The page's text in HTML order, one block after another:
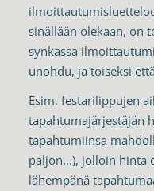
sinällään olekaan, on
synkassa
unohdu, ja toiseksi
Esim. festarilippujen
tapahtumajärjestäjän
tapahtumiinsa
paljon...), jolloin hinta
lähempänä